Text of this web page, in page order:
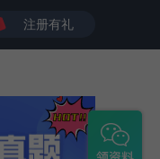
注册有礼